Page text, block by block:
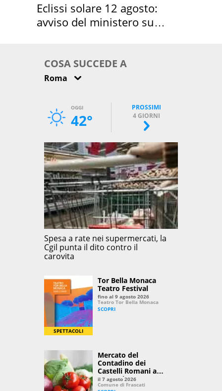
Eclissi solare 12 agosto:
avviso del ministero su